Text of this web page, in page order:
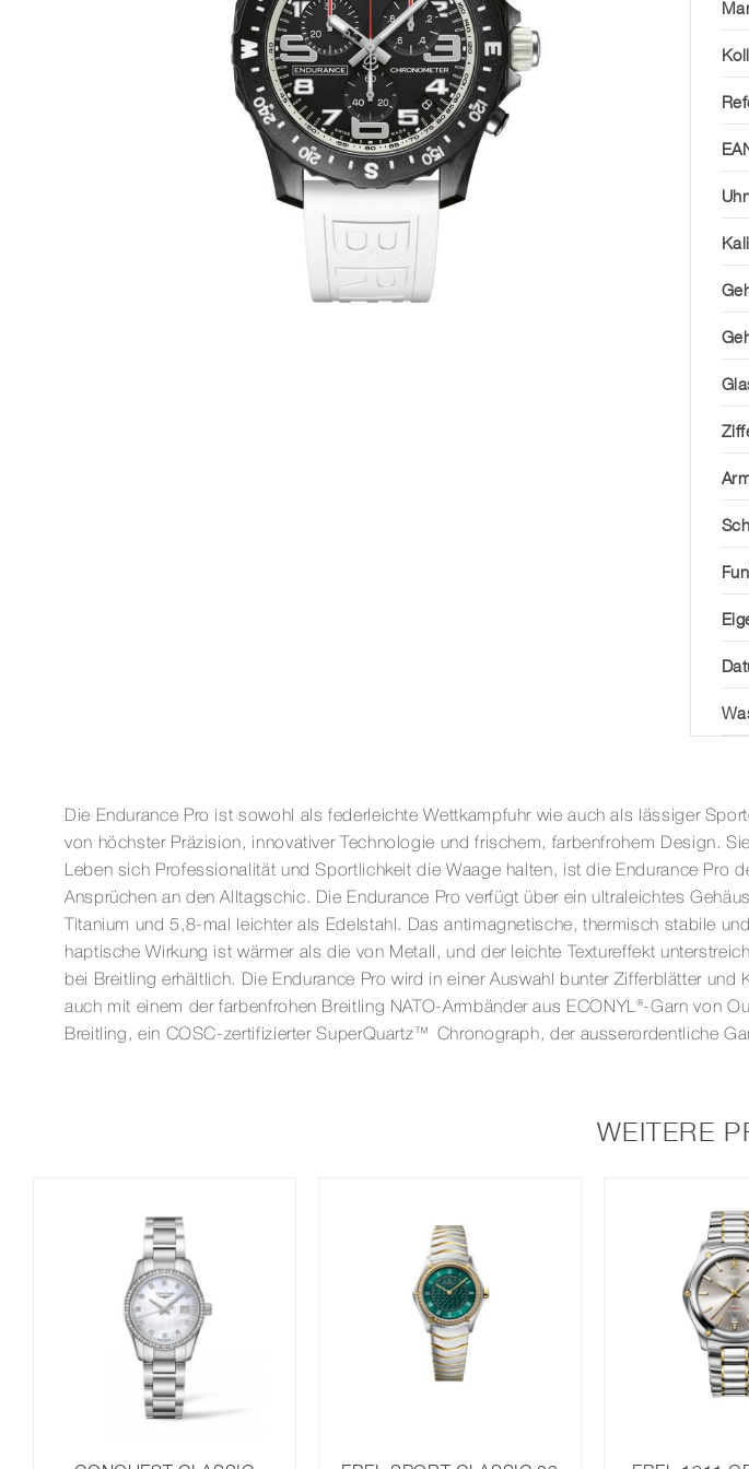
Die Endurance Pro ist sowohl als federleichte Wettkampfuhr wie auch als lässiger
von höchster Präzision, innovativer Technologie und frischem, farbenfrohem Design.
Leben sich Professionalität und Sportlichkeit die Waage halten, ist die Endurance
Ansprüchen an den Alltagschic. Die Endurance Pro verfügt über ein ultraleichtes
Titanium und 5,8-mal leichter als Edelstahl. Das antimagnetische, thermisch stabile
haptische Wirkung ist wärmer als die von Metall, und der leichte Textureffekt
bei Breitling erhältlich. Die Endurance Pro wird in einer Auswahl bunter Zifferblätter
auch mit einem der farbenfrohen Breitling NATO-Armbänder aus ECONYL®-Garn von
Breitling, ein COSC-zertifizierter SuperQuartz™ Chronograph, der ausserordentliche
WEITERE